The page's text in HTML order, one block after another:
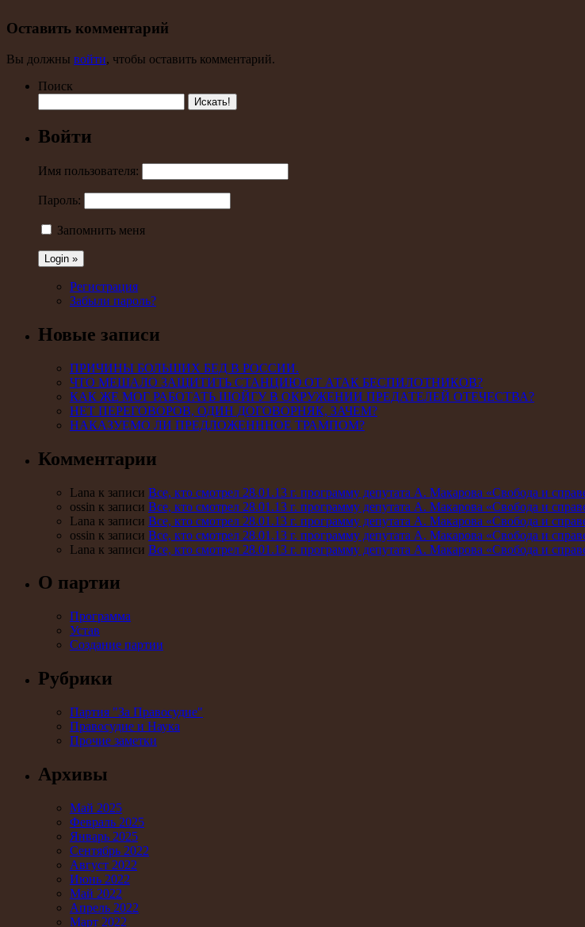
Оставить комментарий
Вы должны войти, чтобы оставить комментарий.
Поиск
Войти
Имя пользователя:
Пароль:
Запомнить меня
Регистрация
Забыли пароль?
Новые записи
ПРИЧИНЫ БОЛЬШИХ БЕД В РОССИИ.
ЧТО МЕШАЛО ЗАЩИТИТЬ СТАНЦИЮ ОТ АТАК БЕСПИЛОТНИКОВ?
КАК ЖЕ МОГ РАБОТАТЬ ШОЙГУ В ОКРУЖЕНИИ ПРЕДАТЕЛЕЙ ОТЕЧЕСТВА?
НЕТ ПЕРЕГОВОРОВ, ОДИН ДОГОВОРНЯК, ЗАЧЕМ?
НАКАЗУЕМО ЛИ ПРЕДЛОЖЕНННОЕ ТРАМПОМ?
Комментарии
Lana к записи Все, кто смотрел 28.01.13 г. программу депутата А. Макарова «Свобода и
ossin к записи Все, кто смотрел 28.01.13 г. программу депутата А. Макарова «Свобода и
Lana к записи Все, кто смотрел 28.01.13 г. программу депутата А. Макарова «Свобода и
ossin к записи Все, кто смотрел 28.01.13 г. программу депутата А. Макарова «Свобода и
Lana к записи Все, кто смотрел 28.01.13 г. программу депутата А. Макарова «Свобода и
О партии
Программа
Устав
Создание партии
Рубрики
Партия "За Правосудие"
Правосудие и Наука
Прочие заметки
Архивы
Май 2025
Февраль 2025
Январь 2025
Сентябрь 2022
Август 2022
Июнь 2022
Май 2022
Апрель 2022
Март 2022